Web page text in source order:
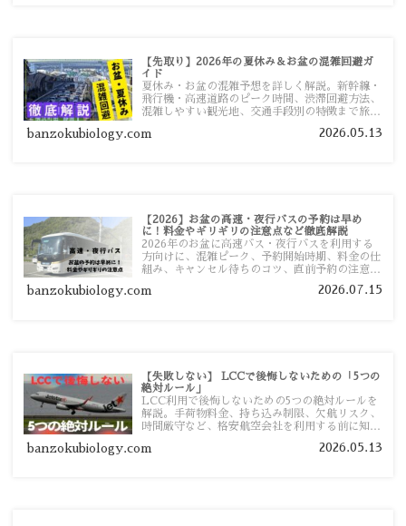
【先取り】2026年の夏休み＆お盆の混雑回避ガ
イド
夏休み・お盆の混雑予想を詳しく解説。新幹線・
飛行機・高速道路のピーク時間、渋滞回避方法、
混雑しやすい観光地、交通手段別の特徴まで旅行
banzokubiology.com 2026.05.13
【2026】お盆の高速・夜行バスの予約は早め
に！料金やギリギリの注意点など徹底解説
2026年のお盆に高速バス・夜行バスを利用する
方向けに、混雑ピーク、予約開始時期、料金の仕
組み、キャンセル待ちのコツ、直前予約の注意点
banzokubiology.com 2026.07.15
【失敗しない】 LCCで後悔しないための「5つの
絶対ルール」
LCC利用で後悔しないための5つの絶対ルールを
解説。手荷物料金、持ち込み制限、欠航リスク、
時間厳守など、格安航空会社を利用する前に知っ
す。
banzokubiology.com 2026.05.13